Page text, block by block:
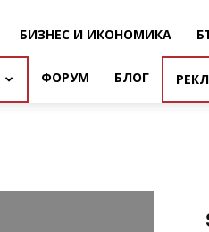
БИЗНЕС И ИКОНОМИКА
ФОРУМ БЛОГ